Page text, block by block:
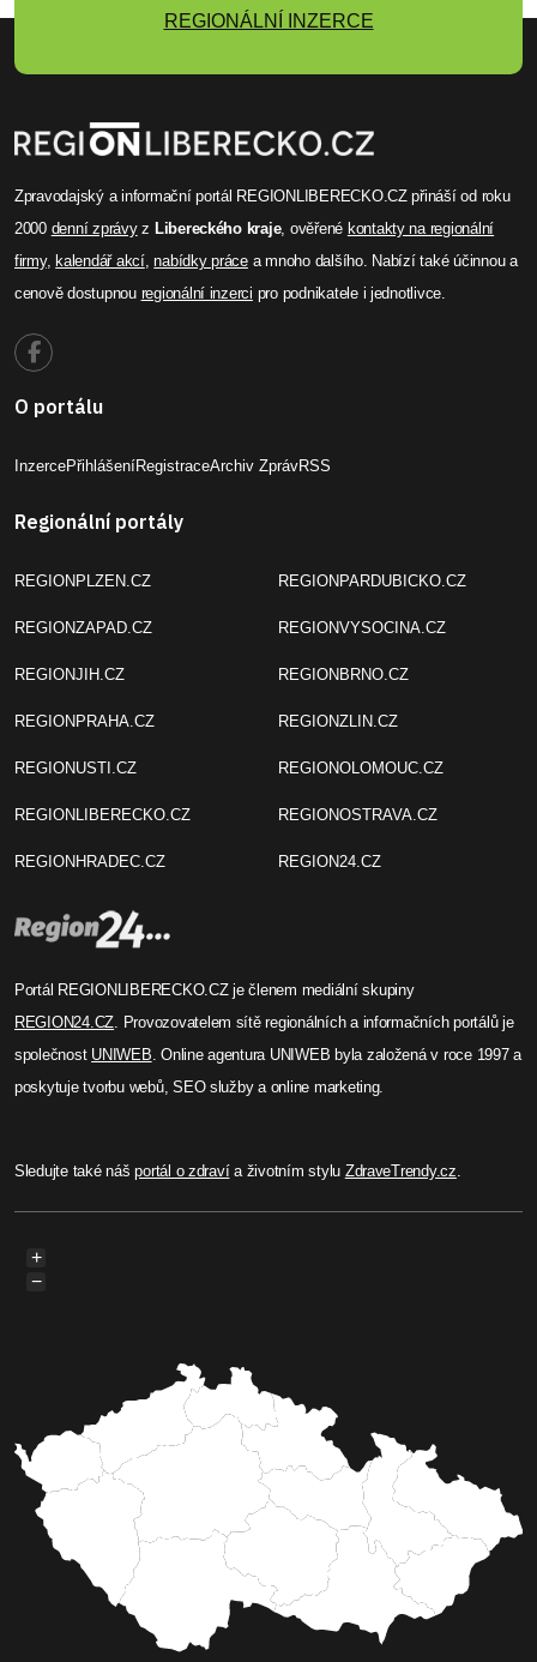
REGIONÁLNÍ INZERCE
Zpravodajský a informační portál REGIONLIBERECKO.CZ přináší od roku
2000 denní zprávyz Libereckého kraje, ověřené kontakty na regionální
firmy, kalendář akcí,nabídky prácea mnoho dalšího. Nabízí také účinnou a
cenově dostupnou regionální inzerci pro podnikatele i jednotlivce.
O portálu
InzercePřihlášeníRegistraceArchiv ZprávRSS
Regionální portály
REGIONPLZEN.CZ
REGIONZAPAD.CZ
REGIONJIH.CZ
REGIONPRAHA.CZ
REGIONUSTI.CZ
REGIONLIBERECKO.CZ
REGIONHRADEC.CZ
REGIONPARDUBICKO.CZ
REGIONVYSOCINA.CZ
REGIONBRNO.CZ
REGIONZLIN.CZ
REGIONOLOMOUC.CZ
REGIONOSTRAVA.CZ
REGION24.CZ
Portál REGIONLIBERECKO.CZ je členem mediální skupiny
REGION24.CZ. Provozovatelem sítě regionálních a informačních portálů je
společnost UNIWEB. Online agentura UNIWEB byla založená v roce 1997 a
poskytuje tvorbu webů, SEO služby a online marketing.
Sledujte také nášportál o zdravía životním stylu ZdraveTrendy.cz.
+
−